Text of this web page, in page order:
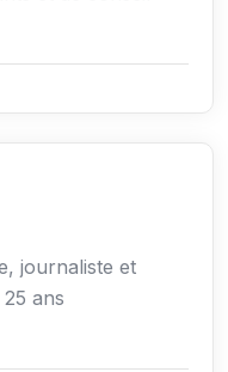
journaliste et
ans